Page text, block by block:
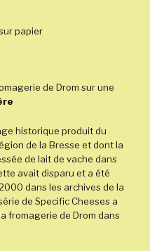
papier
de Drom sur une
historique produit du
de la Bresse et dont la
de lait de vache dans
avait disparu et a été
dans les archives de la
de Specific Cheeses a
fromagerie de Drom dans